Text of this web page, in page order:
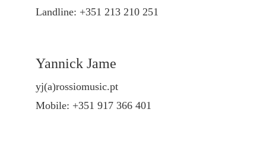
Landline: +351 213 210 251
Yannick Jame
yj(a)rossiomusic.pt
Mobile: +351 917 366 401